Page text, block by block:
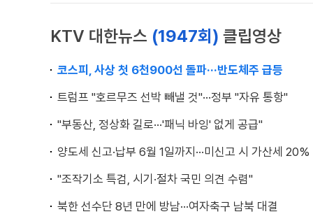
KTV 대한뉴스 (1947회) 클립영상
코스피, 사상 첫 6천900선 돌파···반도체주 급등
트럼프 "호르무즈 선박 빼낼 것"···정부 "자유 통항"
"부동산, 정상화 길로···'패닉 바잉' 없게 공급"
양도세 신고·납부 6월 1일까지···미신고 시 가산세 20%
"조작기소 특검, 시기·절차 국민 의견 수렴"
북한 선수단 8년 만에 방남···여자축구 남북 대결